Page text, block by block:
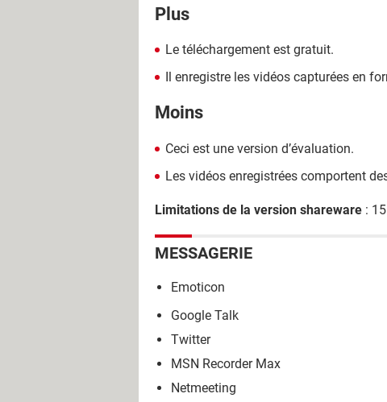
Plus
Le téléchargement est gratuit.
Il enregistre les vidéos capturées en
Moins
Ceci est une version d’évaluation.
Les vidéos enregistrées comportent
Limitations de la version shareware :
MESSAGERIE
Emoticon
Google Talk
Twitter
MSN Recorder Max
Netmeeting